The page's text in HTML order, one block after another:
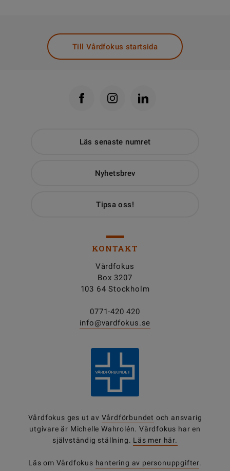
Till Vårdfokus startsida
Läs senaste numret
Nyhetsbrev
Tipsa oss!
KONTAKT
Vårdfokus
Box 3207
103 64 Stockholm
0771-420 420
info@vardfokus.se
Vårdfokus ges ut av Vårdförbundet och ansvarig
utgivare är Michelle Wahrolén. Vårdfokus har en
självständig ställning. Läs mer här.
Läs om Vårdfokus hantering av personuppgifter.